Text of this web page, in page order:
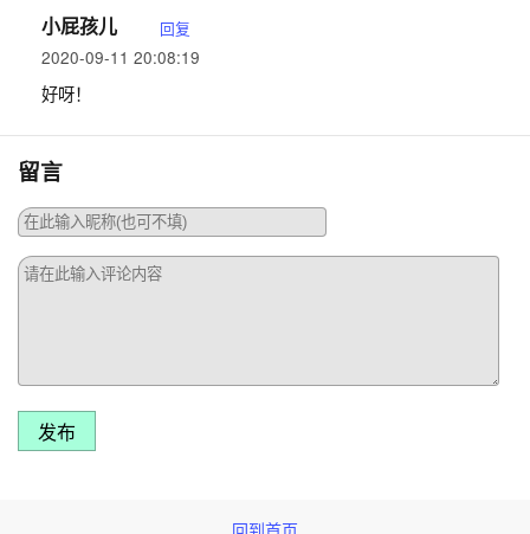
小屁孩儿 回复
2020-09-11 20:08:19
好呀！
留言
发布
回到首页